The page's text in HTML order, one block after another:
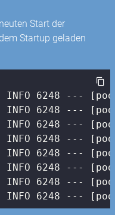
Start der
Startup geladen
INFO
6248 ---
INFO
6248 ---
INFO
6248 ---
INFO
6248 ---
INFO
6248 ---
INFO
6248 ---
INFO
6248 ---
INFO
6248 ---